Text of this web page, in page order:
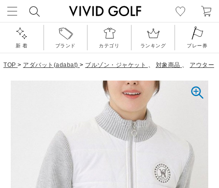
新 着 ブランド カテゴリ ランキング プレー券
TOP > アダバット(adabat) > ブルゾン・ジャケット 、 対象商品 、 アウター